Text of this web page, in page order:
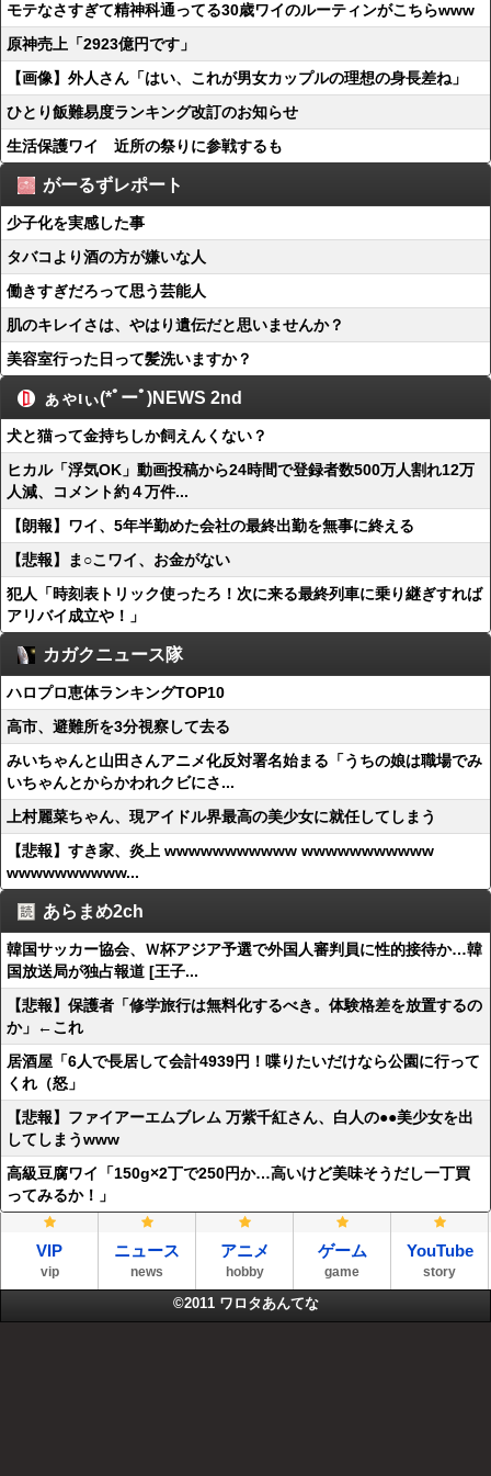
モテなさすぎて精神科通ってる30歳ワイのルーティンがこちらwww
原神売上「2923億円です」
【画像】外人さん「はい、これが男女カップルの理想の身長差ね」
ひとり飯難易度ランキング改訂のお知らせ
生活保護ワイ 近所の祭りに参戦するも
がーるずレポート
少子化を実感した事
タバコより酒の方が嫌いな人
働きすぎだろって思う芸能人
肌のキレイさは、やはり遺伝だと思いませんか？
美容室行った日って髪洗いますか？
ぁゃιぃ(*ﾟーﾟ)NEWS 2nd
犬と猫って金持ちしか飼えんくない？
ヒカル「浮気OK」動画投稿から24時間で登録者数500万人割れ12万
人減、コメント約４万件...
【朗報】ワイ、5年半勤めた会社の最終出勤を無事に終える
【悲報】ま○こワイ、お金がない
犯人「時刻表トリック使ったろ！次に来る最終列車に乗り継ぎすれば
アリバイ成立や！」
カガクニュース隊
ハロプロ恵体ランキングTOP10
高市、避難所を3分視察して去る
みいちゃんと山田さんアニメ化反対署名始まる「うちの娘は職場でみ
いちゃんとからかわれクビにさ...
上村麗菜ちゃん、現アイドル界最高の美少女に就任してしまう
【悲報】すき家、炎上 wwwwwwwwwww wwwwwwwwwww
wwwwwwwwww...
あらまめ2ch
韓国サッカー協会、Ｗ杯アジア予選で外国人審判員に性的接待か…韓
国放送局が独占報道 [王子...
【悲報】保護者「修学旅行は無料化するべき。体験格差を放置するの
か」←これ
居酒屋「6人で長居して会計4939円！喋りたいだけなら公園に行って
くれ（怒」
【悲報】ファイアーエムブレム 万紫千紅さん、白人の●●美少女を出
してしまうwww
高級豆腐ワイ「150g×2丁で250円か…高いけど美味そうだし一丁買
ってみるか！」
VIP
vip
ニュース
news
アニメ
hobby
ゲーム
game
YouTube
story
©2011 ワロタあんてな